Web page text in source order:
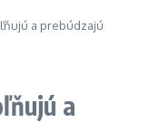
a prebúdzajú
a